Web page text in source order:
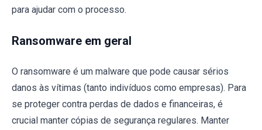
para ajudar com o processo.
Ransomware em geral
O ransomware é um malware que pode causar sérios
danos às vítimas (tanto indivíduos como empresas). Para
se proteger contra perdas de dados e financeiras, é
crucial manter cópias de segurança regulares. Manter